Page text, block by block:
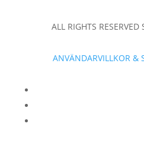
ALL RIGHTS
ANVÄNDARVILLKOR &